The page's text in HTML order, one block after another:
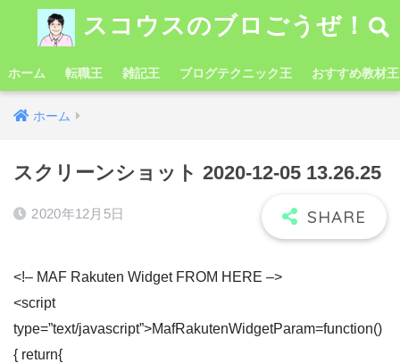
スコウスのブロごうぜ！
ホーム 転職王 雑記王 ブログテクニック王 おすすめ教材王
ホーム
スクリーンショット 2020-12-05 13.26.25
2020年12月5日
<!– MAF Rakuten Widget FROM HERE –>
<script
type=”text/javascript”>MafRakutenWidgetParam=function()
{ return{